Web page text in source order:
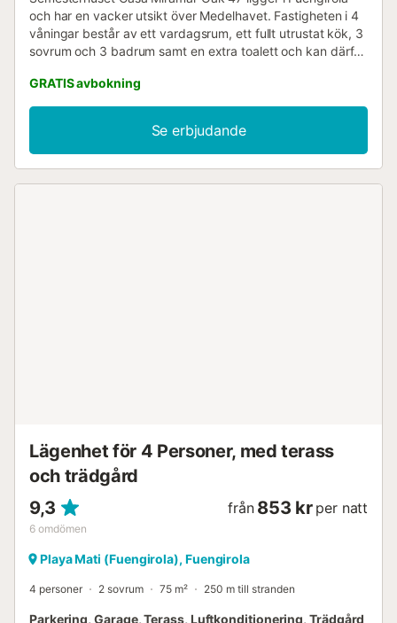
och har en vacker utsikt över Medelhavet. Fastigheten i 4
våningar består av ett vardagsrum, ett fullt utrustat kök, 3
sovrum och 3 badrum samt en extra toalett och kan därför
Wi-Fi, TV, luftkonditionering, tvättmaskin, torktumlare samt
barnböcker och leksaker. Dessutom finns ett gemensamt
gym till ert förfogande. En barnsäng finns också tillgänglig.
Denna fastighet erbjuder 2 balkonger och en grill för ert
privata nöje utomhus. Dessutom har ni tillgång till ett
GRATIS avbokning
Se erbjudande
Lägenhet för 4 Personer, med terass
och trädgård
9,3
6 omdömen
från 853 kr per natt
Playa Mati (Fuengirola), Fuengirola
4 personer 2 sovrum 75 m² 250 m till stranden
Parkering, Garage, Terass, Luftkonditionering, Trädgård